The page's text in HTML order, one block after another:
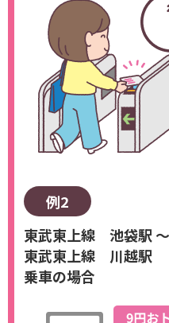
例2
東武東上線 池袋駅 ～
東武東上線 川越駅
乗車の場合